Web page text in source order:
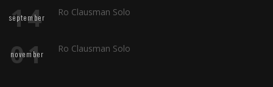
14
september Ro Clausman Solo
01
november Ro Clausman Solo